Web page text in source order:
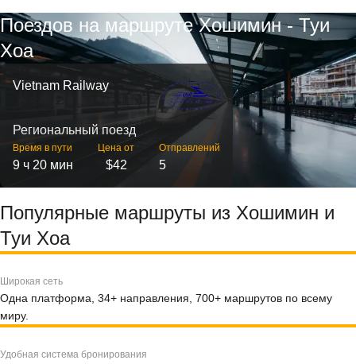
Поездов на маршруте Хошимин - Туи
Хоа
Vietnam Railway
Региональный поезд
Время в пути
9 ч 20 мин
Цена от
$42
Отправлений
5
Популярные маршруты из Хошимин и
Туи Хоа
Широкая сеть
Одна платформа, 34+ направления, 700+ маршрутов по всему
миру.
Удобная система бронирования